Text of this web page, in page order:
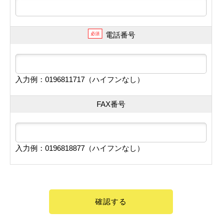
必須 電話番号
入力例：0196811717（ハイフンなし）
FAX番号
入力例：0196818877（ハイフンなし）
確認する